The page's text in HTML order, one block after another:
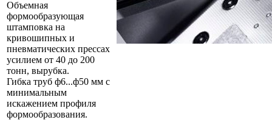
Объемная
формообразующая
штамповка на
кривошипных и
пневматических прессах
усилием от 40 до 200
тонн, вырубка.
Гибка труб ф6...ф50 мм с
минимальным
искажением профиля
формообразования.